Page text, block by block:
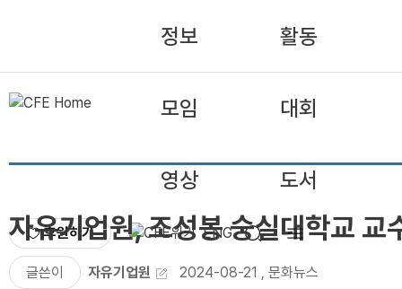
정보 활동
모임 대회
영상 도서
후원하기 ENG
자유기업원, 조성봉 숭실대학교 교
글쓴이 자유기업원 2024-08-21 , 문화뉴스